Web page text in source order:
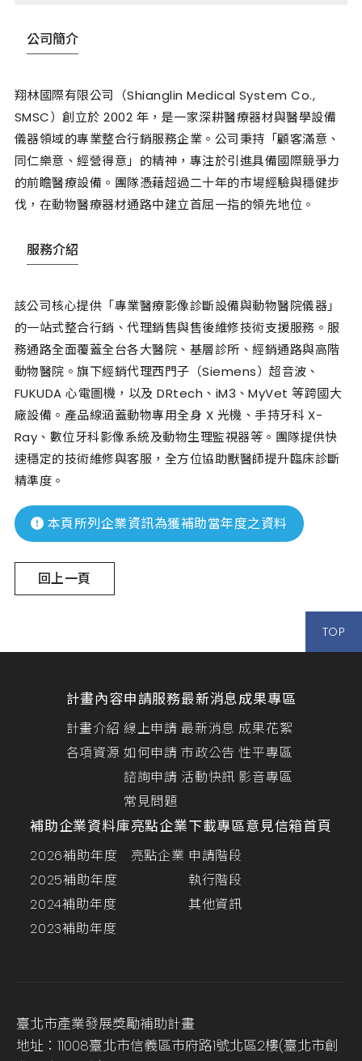
公司簡介
翔林國際有限公司（Shianglin Medical System Co.,
SMSC）創立於 2002 年，是一家深耕醫療器材與醫學設備
儀器領域的專業整合行銷服務企業。公司秉持「顧客滿意、
同仁樂意、經營得意」的精神，專注於引進具備國際競爭力
的前瞻醫療設備。團隊憑藉超過二十年的市場經驗與穩健步
伐，在動物醫療器材通路中建立首屈一指的領先地位。
服務介紹
該公司核心提供「專業醫療影像診斷設備與動物醫院儀器」
的一站式整合行銷、代理銷售與售後維修技術支援服務。服
務通路全面覆蓋全台各大醫院、基層診所、經銷通路與高階
動物醫院。旗下經銷代理西門子（Siemens）超音波、
FUKUDA 心電圖機，以及 DRtech、iM3、MyVet 等跨國大
廠設備。產品線涵蓋動物專用全身 X 光機、手持牙科 X-
Ray、數位牙科影像系統及動物生理監視器等。團隊提供快
速穩定的技術維修與客服，全方位協助獸醫師提升臨床診斷
精準度。
本頁所列企業資訊為獲補助當年度之資料
回上一頁
TOP
計畫內容
計畫介紹
各項資源
申請服務
線上申請
如何申請
諮詢申請
常見問題
最新消息
最新消息
市政公告
活動快訊
成果專區
成果花絮
性平專區
影音專區
補助企業資料庫
2026補助年度
2025補助年度
2024補助年度
2023補助年度
亮點企業
亮點企業
下載專區
申請階段
執行階段
其他資訊
意見信箱首頁
臺北市產業發展獎勵補助計畫
地址：11008臺北市信義區市府路1號北區2樓(臺北市創